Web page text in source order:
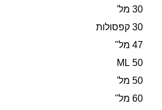
30 מל'
30 קפסולות
47 מל"
50 ML
50 מל'
60 מל"